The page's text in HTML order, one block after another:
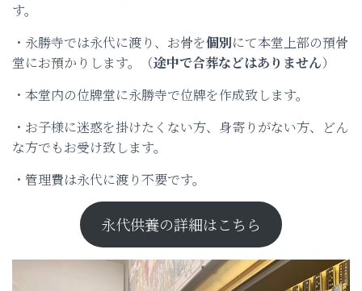
す。
・永勝寺では永代に渡り、お骨を個別にて本堂上部の預骨
堂にお預かりします。（途中で合葬などはありません）
・本堂内の位牌堂に永勝寺で位牌を作成致します。
・お子様に迷惑を掛けたくない方、身寄りがない方、どん
な方でもお受け致します。
・管理費は永代に渡り不要です。
永代供養の詳細はこちら